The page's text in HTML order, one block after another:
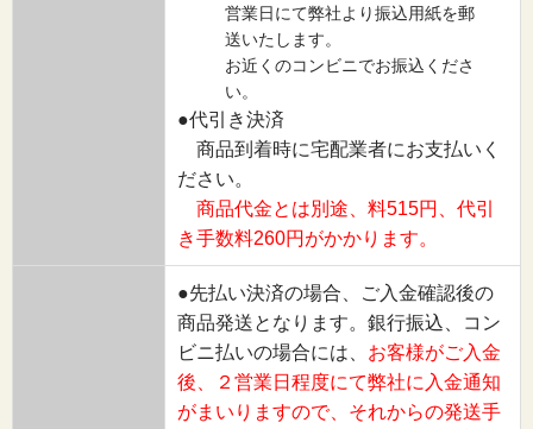
営業日にて弊社より振込用紙を郵
送いたします。
お近くのコンビニでお振込くださ
い。
●代引き決済
商品到着時に宅配業者にお支払いく
ださい。
商品代金とは別途、料515円、代引
き手数料260円がかかります。
●先払い決済の場合、ご入金確認後の
商品発送となります。銀行振込、コン
ビニ払いの場合には、 お客様がご入金
後、２営業日程度にて弊社に入金通知
がまいりますので、それからの発送手